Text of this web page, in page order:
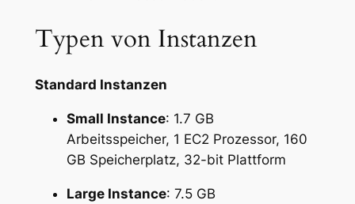
Typen von Instanzen
Standard Instanzen
Small Instance: 1.7 GB
Arbeitsspeicher, 1 EC2 Prozessor, 160
GB Speicherplatz, 32-bit Plattform
Large Instance: 7.5 GB